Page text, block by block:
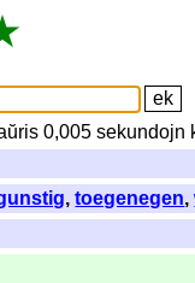
0,005sekundojn
,toegenegen,